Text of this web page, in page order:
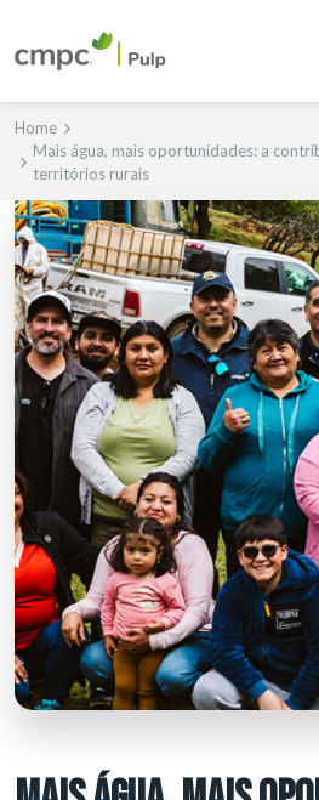
Home
Mais água, mais oportunidades: a
territórios rurais